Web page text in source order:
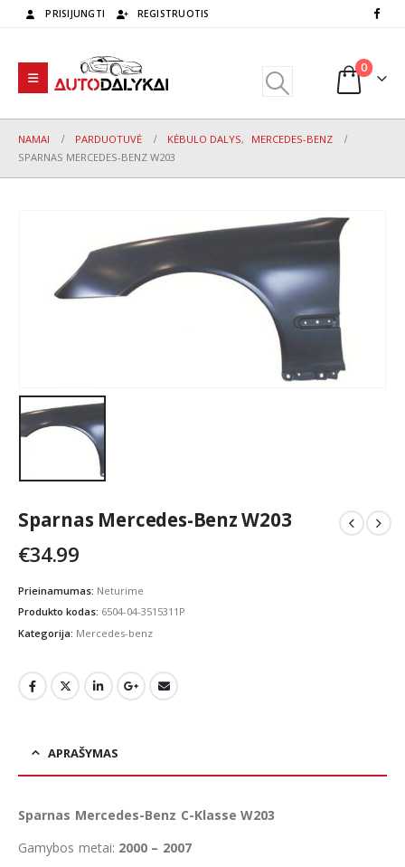
PRISIJUNGTI REGISTRUOTIS
0
NAMAI PARDUOTUVĖ KĖBULO DALYS,
MERCEDES-BENZ
SPARNAS MERCEDES-BENZ W203
Sparnas Mercedes-Benz W203
€34.99
Prieinamumas: Neturime
Produkto kodas: 6504-04-3515311P
Kategorija: Mercedes-benz
APRAŠYMAS
Sparnas Mercedes-Benz C-Klasse W203
Gamybos metai: 2000 – 2007